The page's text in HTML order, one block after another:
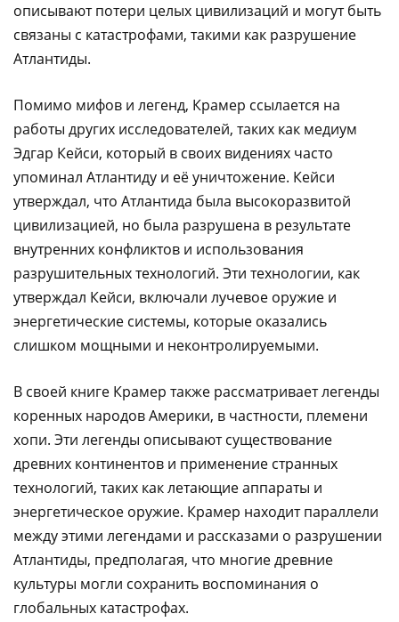
описывают потери целых цивилизаций и могут быть
связаны с катастрофами, такими как разрушение
Атлантиды.
Помимо мифов и легенд, Крамер ссылается на
работы других исследователей, таких как медиум
Эдгар Кейси, который в своих видениях часто
упоминал Атлантиду и её уничтожение. Кейси
утверждал, что Атлантида была высокоразвитой
цивилизацией, но была разрушена в результате
внутренних конфликтов и использования
разрушительных технологий. Эти технологии, как
утверждал Кейси, включали лучевое оружие и
энергетические системы, которые оказались
слишком мощными и неконтролируемыми.
В своей книге Крамер также рассматривает легенды
коренных народов Америки, в частности, племени
хопи. Эти легенды описывают существование
древних континентов и применение странных
технологий, таких как летающие аппараты и
энергетическое оружие. Крамер находит параллели
между этими легендами и рассказами о разрушении
Атлантиды, предполагая, что многие древние
культуры могли сохранить воспоминания о
глобальных катастрофах.